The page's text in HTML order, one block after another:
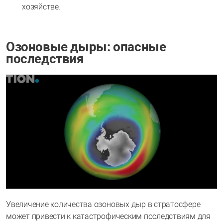
хозяйстве.
Озоновые дыры: опасные
последствия
Увеличение количества озоновых дыр в стратосфере
может привести к катастрофическим последствиям для